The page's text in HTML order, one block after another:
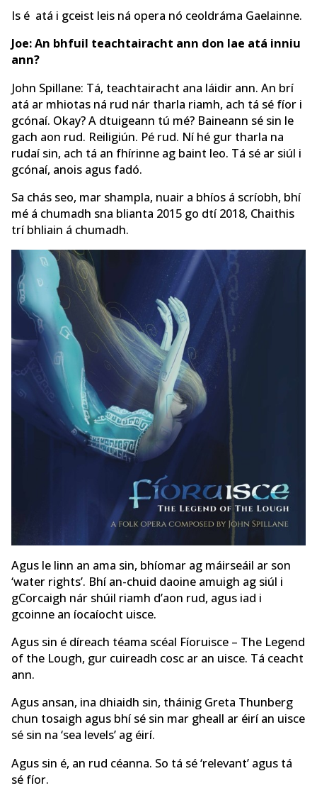
Is é atá i gceist leis ná opera nó ceoldráma Gaelainne.
Joe: An bhfuil teachtairacht ann don lae atá inniu
ann?
John Spillane: Tá, teachtairacht ana láidir ann. An brí
atá ar mhiotas ná rud nár tharla riamh, ach tá sé fíor i
gcónaí. Okay? A dtuigeann tú mé? Baineann sé sin le
gach aon rud. Reiligiún. Pé rud. Ní hé gur tharla na
rudaí sin, ach tá an fhírinne ag baint leo. Tá sé ar siúl i
gcónaí, anois agus fadó.
Sa chás seo, mar shampla, nuair a bhíos á scríobh, bhí
mé á chumadh sna blianta 2015 go dtí 2018, Chaithis
trí bhliain á chumadh.
Agus le linn an ama sin, bhíomar ag máirseáil ar son
‘water rights’. Bhí an-chuid daoine amuigh ag siúl i
gCorcaigh nár shúil riamh d’aon rud, agus iad i
gcoinne an íocaíocht uisce.
Agus sin é díreach téama scéal Fíoruisce – The Legend
of the Lough, gur cuireadh cosc ar an uisce. Tá ceacht
ann.
Agus ansan, ina dhiaidh sin, tháinig Greta Thunberg
chun tosaigh agus bhí sé sin mar gheall ar éirí an uisce
sé sin na ‘sea levels’ ag éirí.
Agus sin é, an rud céanna. So tá sé ‘relevant’ agus tá
sé fíor.